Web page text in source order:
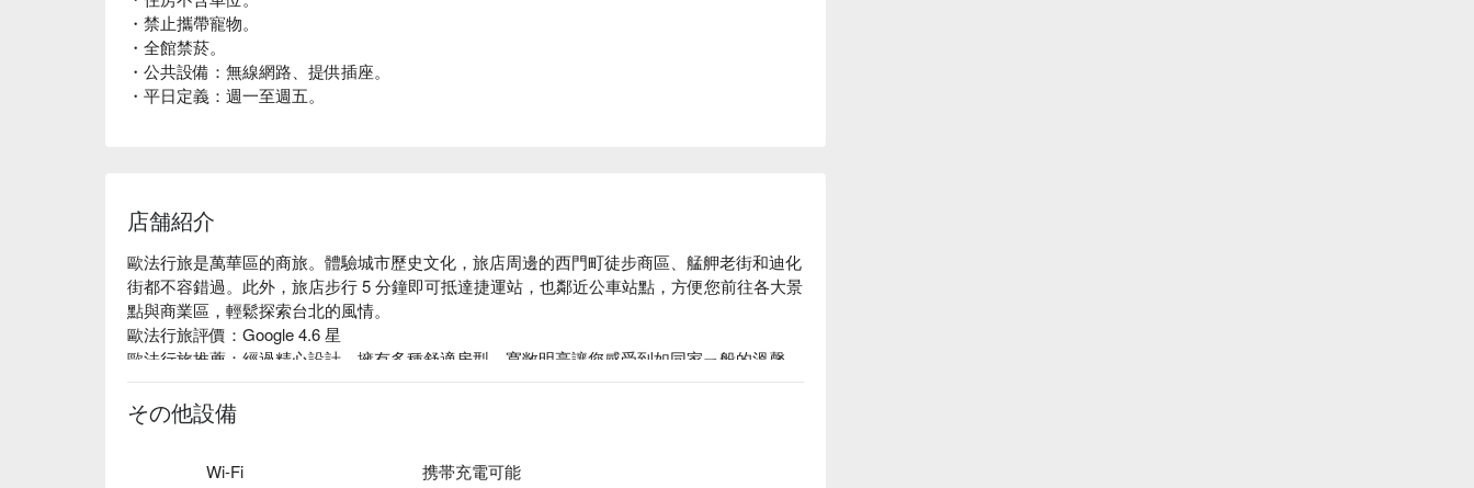
・禁止攜帶寵物。
・全館禁菸。
・公共設備：無線網路、提供插座。
・平日定義：週一至週五。
店舗紹介
歐法行旅是萬華區的商旅。體驗城市歷史文化，旅店周邊的西門町徒步商區、艋舺老街和迪化
街都不容錯過。此外，旅店步行 5 分鐘即可抵達捷運站，也鄰近公車站點，方便您前往各大景
點與商業區，輕鬆探索台北的風情。
歐法行旅評價：Google 4.6 星
歐法行旅推薦：經過精心設計，擁有多種舒適房型，寬敞明亮讓您感受到如同家ㄧ般的溫馨，
在繁忙的旅程中充分休息。無論是獨自旅行、商務出差還是家庭度假，都能滿足您對休憩的需
求。
歐法行旅優惠、歐法行旅住宿方案、歐法行旅休息方案立刻查看⬇︎
その他設備
Wi-Fi 携帯充電可能